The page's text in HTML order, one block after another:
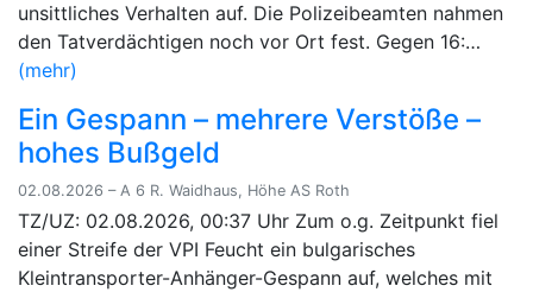
unsittliches Verhalten auf. Die Polizeibeamten nahmen
den Tatverdächtigen noch vor Ort fest. Gegen 16:…
(mehr)
Ein Gespann – mehrere Verstöße –
hohes Bußgeld
02.08.2026 – A 6 R. Waidhaus, Höhe AS Roth
TZ/UZ: 02.08.2026, 00:37 Uhr Zum o.g. Zeitpunkt fiel
einer Streife der VPI Feucht ein bulgarisches
Kleintransporter-Anhänger-Gespann auf, welches mit